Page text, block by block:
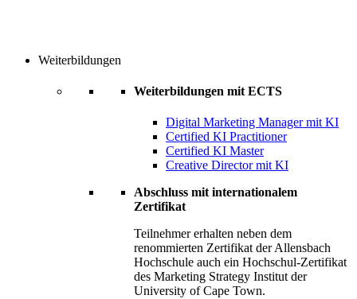
Weiterbildungen
Weiterbildungen mit ECTS
Digital Marketing Manager mit KI
Certified KI Practitioner
Certified KI Master
Creative Director mit KI
Abschluss mit internationalem
Zertifikat
Teilnehmer erhalten neben dem
renommierten Zertifikat der Allensbach
Hochschule auch ein Hochschul-Zertifikat
des Marketing Strategy Institut der
University of Cape Town.